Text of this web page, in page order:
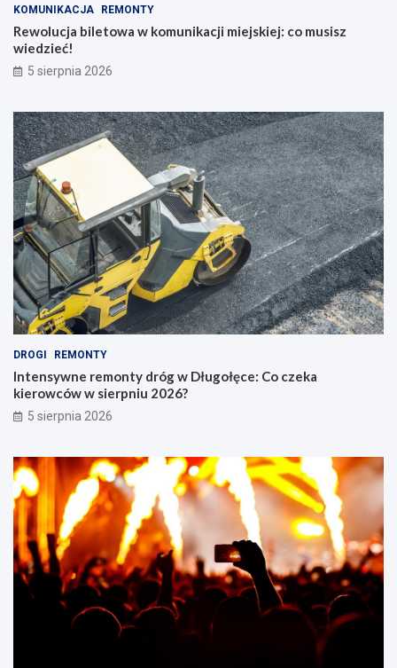
KOMUNIKACJA REMONTY
Rewolucja biletowa w komunikacji miejskiej: co musisz
wiedzieć!
5 sierpnia 2026
DROGI REMONTY
Intensywne remonty dróg w Długołęce: Co czeka
kierowców w sierpniu 2026?
5 sierpnia 2026